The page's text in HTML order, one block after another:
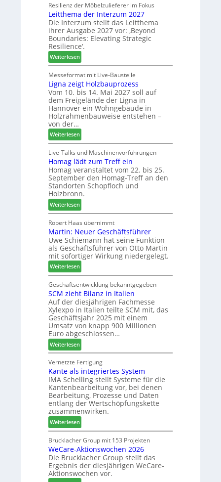
o
r
t
i
m
e
n
t
n
u
n
g
e
n
f
ü
r
P
l
a
n
t
a
g
m
e
l
l
o
-
F
r
ä
s
e
r
u
n
d
-
e
r
b
i
n
d
e
Resilienz der Möbelzulieferer im Fokus
Leitthema der Interzum 2027
Die Interzum stellt das Leitthema
ihrer Ausgabe 2027 vor: ‚Beyond
Boundaries: Elevating Strategic
Resilience‘.
Weiterlesen:
L
e
i
t
t
h
e
m
a
d
e
r
I
n
t
e
r
z
u
m
2
0
2
7
Messeformat mit Live-Baustelle
Ligna zeigt Holzbauprozess
Vom 10. bis 14. Mai 2027 soll auf
dem Freigelände der Ligna in
Hannover ein Wohngebäude in
Holzrahmenbauweise entstehen –
von der…
Weiterlesen:
L
i
g
n
a
z
e
i
g
t
H
o
l
z
b
a
u
p
r
o
z
e
s
s
Live-Talks und Maschinenvorführungen
Homag lädt zum Treff ein
Homag veranstaltet vom 22. bis 25.
September den Homag-Treff an den
Standorten Schopfloch und
Holzbronn.
Weiterlesen:
H
o
m
a
g
l
ä
d
t
z
u
m
T
r
e
f
f
e
n
Robert Haas übernimmt
Martin: Neuer Geschäftsführer
Uwe Schiemann hat seine Funktion
als Geschäftsführer von Otto Martin
mit sofortiger Wirkung niedergelegt.
Weiterlesen:
M
a
r
t
i
n
:
N
e
u
e
r
G
e
s
c
h
ä
t
s
f
ü
h
Geschäftsentwicklung bekanntgegeben
SCM zieht Bilanz in Italien
Auf der diesjährigen Fachmesse
Xylexpo in Italien teilte SCM mit, das
Geschäftsjahr 2025 mit einem
Umsatz von knapp 900 Millionen
Euro abgeschlossen…
Weiterlesen:
S
C
M
z
i
e
h
t
B
i
l
a
n
z
i
Vernetzte Fertigung
Kante als integriertes System
IMA Schelling stellt Systeme für die
Kantenbearbeitung vor, bei denen
Bearbeitung, Prozesse und Daten
entlang der Wertschöpfungskette
zusammenwirken.
Weiterlesen:
K
a
n
t
e
a
Brucklacher Group mit 153 Projekten
WeCare-Aktionswochen 2026
Die Brucklacher Group stellt das
Ergebnis der diesjährigen WeCare-
Aktionswochen vor.